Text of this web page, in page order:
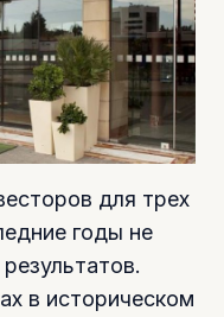
для трех
годы не
в историческом